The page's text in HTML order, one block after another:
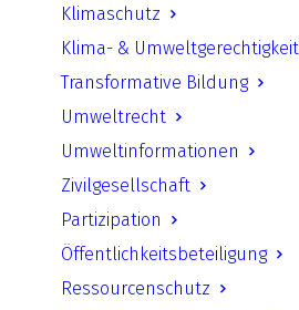
Klimaschutz
Klima- & Umweltgerechtigkeit
Transformative Bildung
Umweltrecht
Umweltinformationen
Zivilgesellschaft
Partizipation
Öffentlichkeitsbeteiligung
Ressourcenschutz
Hochwasserrisiken
in Flüssen und
Kurzgutachten zur
von
Untersuchung über die
von Hochwasser
Deutschland und
Klimawandel verstärkt